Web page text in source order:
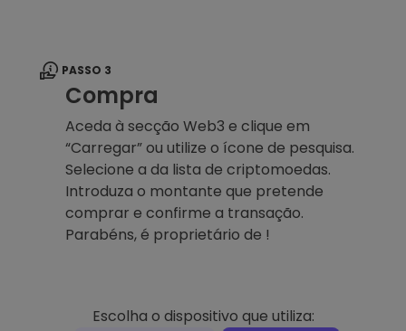
PASSO 3
Compra
Aceda à secção Web3 e clique em
“Carregar” ou utilize o ícone de pesquisa.
Selecione a da lista de criptomoedas.
Introduza o montante que pretende
comprar e confirme a transação.
Parabéns, é proprietário de !
Escolha o dispositivo que utiliza: